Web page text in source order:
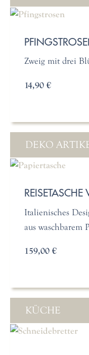
Zweig mit drei
14,90 €
DEKO
Italienisches
aus waschbarem
159,00 €
KÜCHE